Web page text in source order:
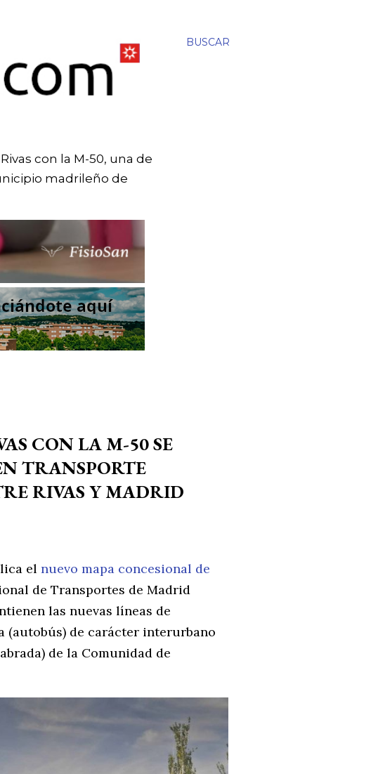
BUSCAR
con la M-50, una de
madrileño de
CON LA M-50 SE
TRANSPORTE
RIVAS Y MADRID
el nuevo mapa concesional de
de Transportes de Madrid
las nuevas líneas de
de carácter interurbano
de la Comunidad de